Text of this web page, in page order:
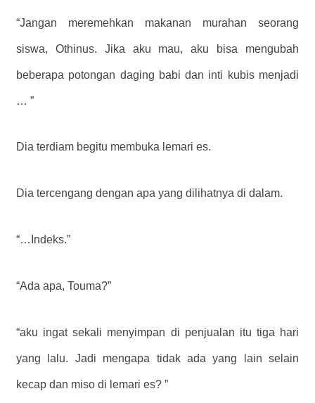
“Jangan meremehkan makanan murahan seorang
siswa, Othinus. Jika aku mau, aku bisa mengubah
beberapa potongan daging babi dan inti kubis menjadi
… ”
Dia terdiam begitu membuka lemari es.
Dia tercengang dengan apa yang dilihatnya di dalam.
“…Indeks.”
“Ada apa, Touma?”
“aku ingat sekali menyimpan di penjualan itu tiga hari
yang lalu. Jadi mengapa tidak ada yang lain selain
kecap dan miso di lemari es? ”